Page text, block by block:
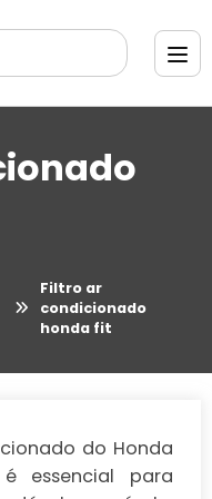
Filtro ar
condicionado
honda fit
do Honda
essencial para